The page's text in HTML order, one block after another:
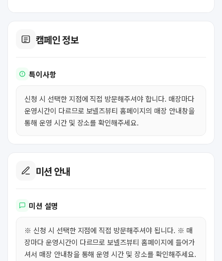
캠페인 정보
특이사항
신청 시 선택한 지점에 직접 방문해주셔야 합니다. 매장마다
운영시간이 다르므로 보넬즈뷰티 홈페이지의 매장 안내창을
통해 운영 시간 및 장소를 확인해주세요.
미션 안내
미션 설명
※ 신청 시 선택한 지점에 직접 방문해주셔야 됩니다. ※ 매
장마다 운영시간이 다르므로 보넬즈뷰티 홈페이지에 들어가
셔서 매장 안내창을 통해 운영 시간 및 장소를 확인해주세요.